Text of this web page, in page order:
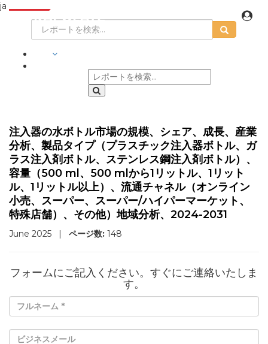
ja
注入器の水ボトル市場の規模、シェア、成長、産業
分析、製品タイプ（プラスチック注入器ボトル、ガ
ラス注入剤ボトル、ステンレス鋼注入剤ボトル）、
容量（500 ml、500 mlから1リットル、1リット
ル、1リットル以上）、流通チャネル（オンライン
小売、スーパー、スーパー/ハイパーマーケット、
特殊店舗）、その他）地域分析、2024-2031
June 2025 | ページ数: 148
フォームにご記入ください。すぐにご連絡いたしま
す。